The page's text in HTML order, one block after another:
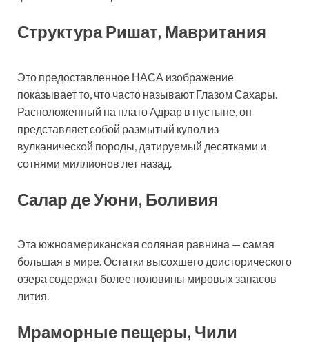
Структура Ришат, Мавритания
Это предоставленное НАСА изображение
показывает то, что часто называют Глазом Сахары.
Расположенный на плато Адрар в пустыне, он
представляет собой размытый купол из
вулканической породы, датируемый десятками и
сотнями миллионов лет назад.
Салар де Уюни, Боливия
Эта южноамериканская соляная равнина — самая
большая в мире. Остатки высохшего доисторического
озера содержат более половины мировых запасов
лития.
Мраморные пещеры, Чили